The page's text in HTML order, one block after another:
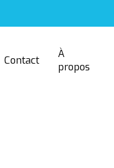
Contact
À
propos